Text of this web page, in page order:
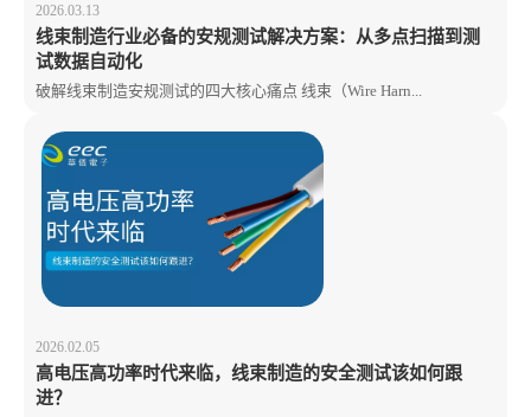
2026.03.13
线束制造行业必备的安规测试解决方案：从多点扫描到测
试数据自动化
破解线束制造安规测试的四大核心痛点 线束（Wire Harn...
2026.02.05
高电压高功率时代来临，线束制造的安全测试该如何跟
进？